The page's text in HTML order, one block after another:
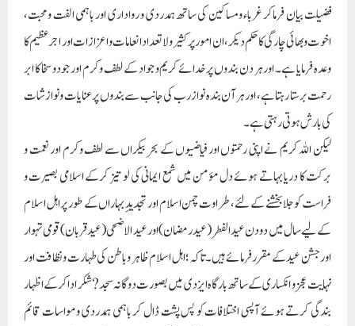
فضیلت بیان فرماکر غرباء ومساکین کی ساتھ ہمدردی و رواداری اور باہمی الفت و محبت،
اخوت و بھائی چارگی کا حکم دیکر، ان امور پر کثیر و لا تعداد انعامات و اعزازات اور اجر عظیم کا
وعدہ فرمایا ہے۔ اور ہر دن بندوں پر خدائے کریم و جواد کے لطف وکرم اور جود و سخا کا ابر
رحمت برستا رہتا ہے، اور ہر آن بندہ نواز رب کی جانب سے بندوں پر عنایات و نوازشات
کی بارش ہوتی رہتی ہے۔
لیکن اللہ کریم نے اپنی رحمتوں اور فیاضیوں کے بحر بیکراں سے لطف وکرم اور نعمت و
برکت کا دریا بہاتے ہوئے دل مؤمن میں شمع ایمانی کی لو تیز کرکے اسلامی بصیرت و
فراست کو جلا بخشنے کے لئے، طراوت چمن اسلام اور تجدیدِ بہاراں کے طور پر اہل اسلام
کے لیے سال میں دو دن عید الفطر (عید رمضان)اور عید الاضحی(عید قربان) قومی تہوار
اور جشن عید کے مقرر فرمائے ہیں۔تاکہ؛ اہل اسلام ظاہر و باطن کی طہارت و نظافت اور
نہایت عجز و انکساری کے ساتھ بارگاہ ایزدی میں بصورت دوگانہ سجد? شکر ادا کرکے اظہار
بندگی کرتے ہوئے آپسی اختلافات کو پس پشت ڈال کر باہمی ہمدردی و مواسات قائم